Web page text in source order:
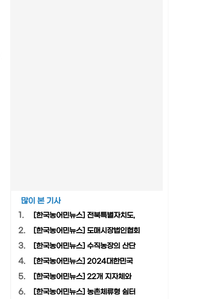
많이 본 기사
1.
[한국농어민뉴스] 전북특별자치도,
2. [한국농어민뉴스] 도매시장법인협회
3. [한국농어민뉴스] 수직농장의 산단
4. [한국농어민뉴스] 2024대한민국
5. [한국농어민뉴스] 22개 지자체와
6. [한국농어민뉴스] 농촌체류형 쉼터